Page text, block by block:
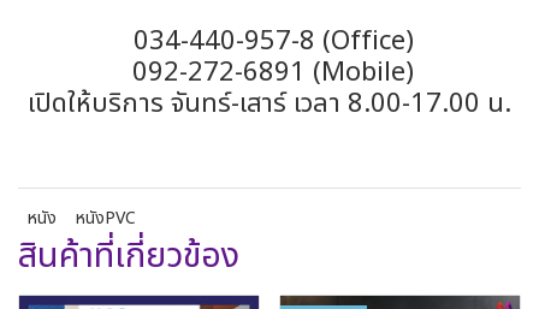
034-440-957-8 (Office)
092-272-6891 (Mobile)
เปิดให้บริการ จันทร์-เสาร์ เวลา 8.00-17.00 น.
หนัง หนังPVC
สินค้าที่เกี่ยวข้อง